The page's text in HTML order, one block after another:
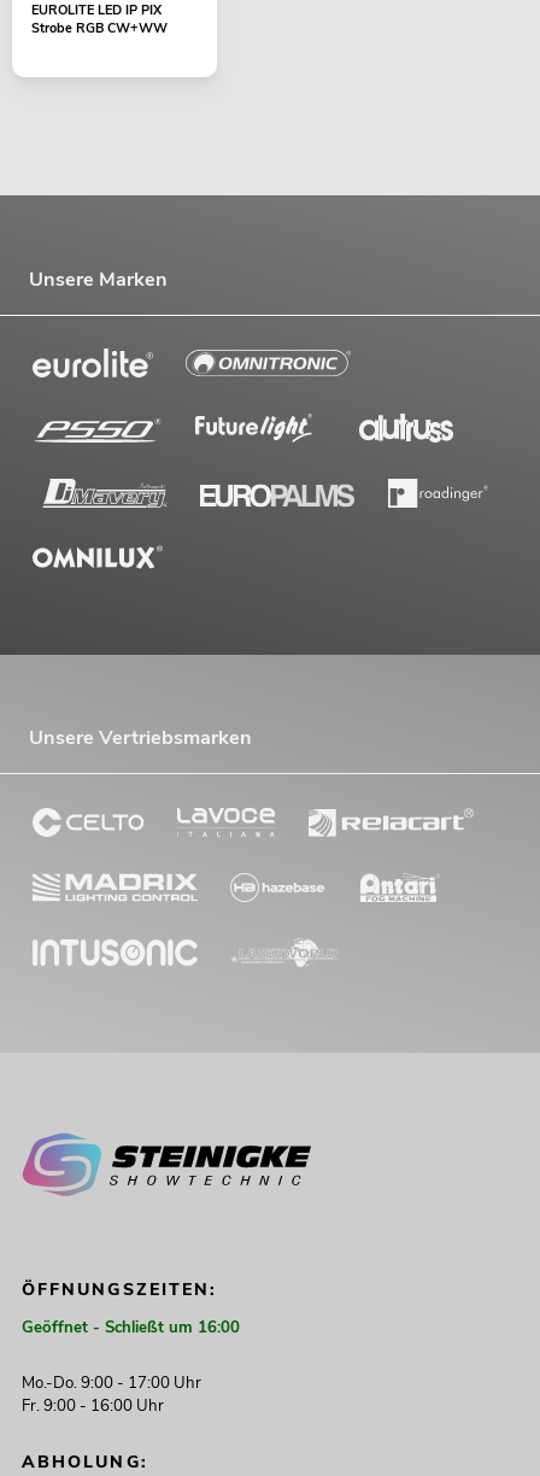
EUROLITE LED IP PIX
Strobe RGB CW+WW
Unsere Marken
Unsere Vertriebsmarken
ÖFFNUNGSZEITEN:
Geöffnet - Schließt um 16:00
Mo.-Do. 9:00 - 17:00 Uhr
Fr. 9:00 - 16:00 Uhr
ABHOLUNG: